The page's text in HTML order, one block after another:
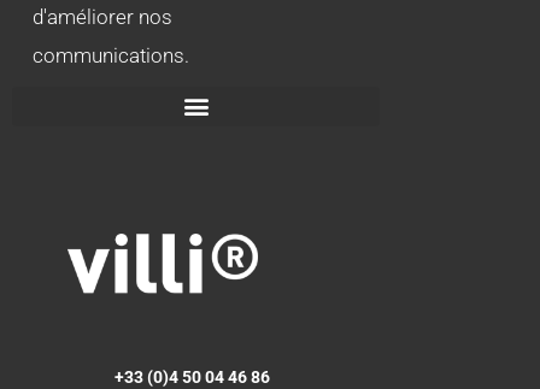
d'améliorer nos
communications.
+33 (0)4 50 04 46 86